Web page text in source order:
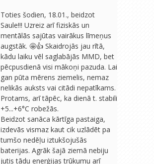
Toties šodien, 18.01., beidzot
Saule!!! Uzreiz arī fiziskās un
mentālās sajūtas vairākus līmeņus
augstāk. 🤩👍 Skaidrojās jau rītā,
kādu laiku vēl saglabājās MMD, bet
pēcpusdienā visi mākoņi pazuda. Lai
gan pūta mērens ziemelis, nemaz
nelikās auksts vai citādi nepatīkams.
Protams, arī tāpēc, ka dienā t. stabili
+5...+6°C robežās.
Beidzot sanāca kārtīga pastaiga,
izdevās vismaz kaut cik uzlādēt pa
tumšo nedēļu iztukšojušās
baterijas. Agrāk šajā ziemā nebiju
jutis tādu enerģijas trūkumu arī